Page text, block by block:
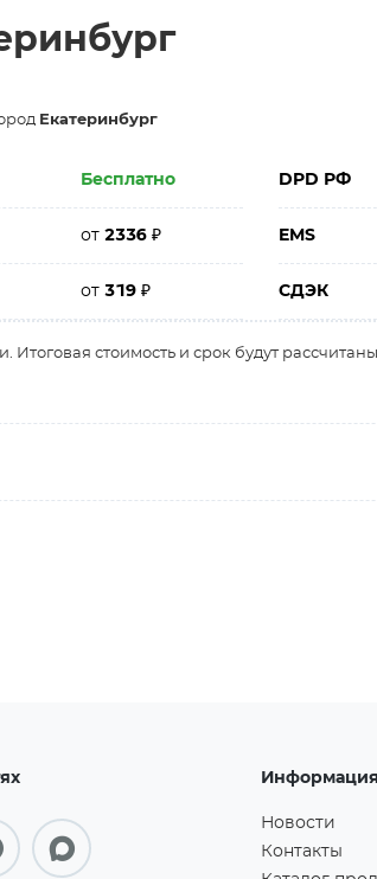
Екатеринбург
Бесплатно DPD РФ
от2336₽ EMS
от319₽ СДЭК
стоимость и срок будут
Информация
Новости
Контакты